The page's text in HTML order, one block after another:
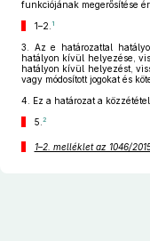
funkciójának megerősítése
1–2. 1
3.
Az e határozattal
hatályon kívül helyezése,
hatályon kívül helyezést,
vagy módosított jogokat és
4.
Ez a határozat a
5. 2
1–2. melléklet az 1046/